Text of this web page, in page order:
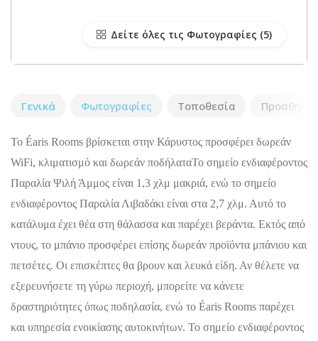
Δείτε όλες τις Φωτογραφίες
Γενικά Φωτογραφίες Τοποθεσία Προσθήκη
Το Éaris Rooms βρίσκεται στην Κάρυστος προσφέρει δωρεάν
WiFi, κλιματισμό και δωρεάν ποδήλαταΤο σημείο ενδιαφέροντος
Παραλία Ψιλή Άμμος είναι 1,3 χλμ μακριά, ενώ το σημείο
ενδιαφέροντος Παραλία Λιβαδάκι είναι στα 2,7 χλμ. Αυτό το
κατάλυμα έχει θέα στη θάλασσα και παρέχει βεράντα. Εκτός από
ντους, το μπάνιο προσφέρει επίσης δωρεάν προϊόντα μπάνιου και
πετσέτες. Οι επισκέπτες θα βρουν και λευκά είδη. Αν θέλετε να
εξερευνήσετε τη γύρω περιοχή, μπορείτε να κάνετε
δραστηριότητες όπως ποδηλασία, ενώ το Éaris Rooms παρέχει
και υπηρεσία ενοικίασης αυτοκινήτων. Το σημείο ενδιαφέροντος